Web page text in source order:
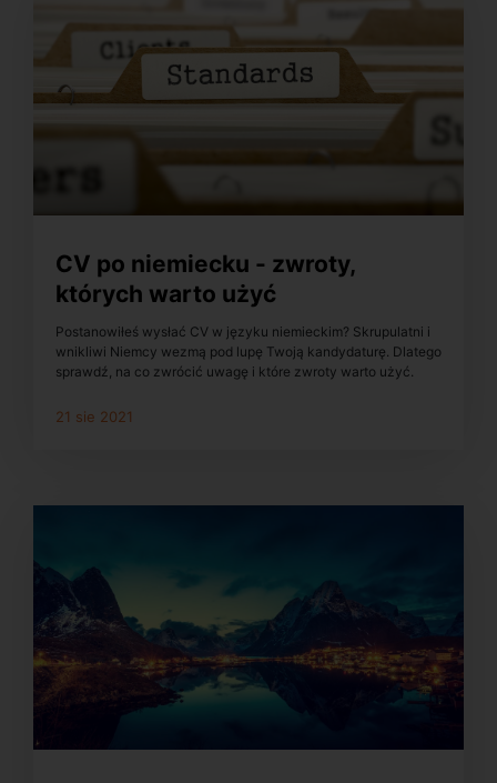
CV po niemiecku - zwroty,
których warto użyć
Postanowiłeś wysłać CV w języku niemieckim? Skrupulatni i
wnikliwi Niemcy wezmą pod lupę Twoją kandydaturę. Dlatego
sprawdź, na co zwrócić uwagę i które zwroty warto użyć.
21 sie 2021